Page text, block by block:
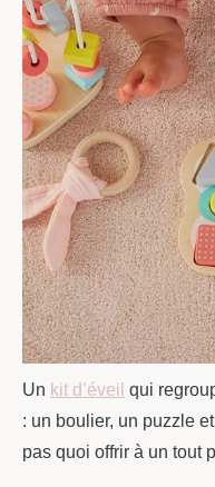
Un kit d’éveil qui
: un boulier, un puzzle
pas quoi offrir à un tout